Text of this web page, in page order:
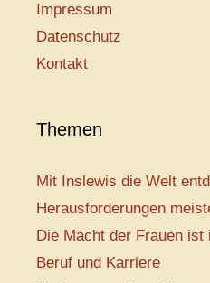
Impressum
Datenschutz
Kontakt
Themen
Mit Inslewis die Welt
Herausforderungen
Die Macht der Frauen ist
Beruf und Karriere